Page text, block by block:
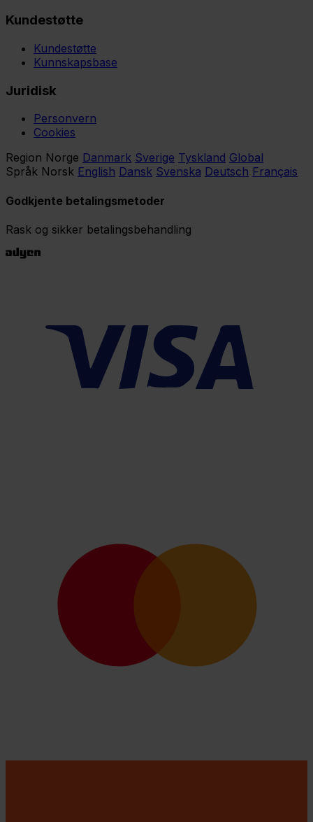
Kundestøtte
Kundestøtte
Kunnskapsbase
Juridisk
Personvern
Cookies
Region Norge Danmark Sverige Tyskland Global
Språk Norsk English Dansk Svenska Deutsch Français
Godkjente betalingsmetoder
Rask og sikker betalingsbehandling